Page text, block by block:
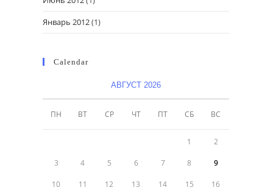
Январь 2012(1)
Calendar
АВГУСТ 2026
ПН ВТ СР ЧТ ПТ СБ ВС
1 2
3 4 5 6 7 8 9
10 11 12 13 14 15 16